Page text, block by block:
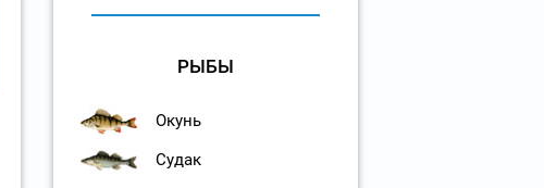
РЫБЫ
Окунь
Судак